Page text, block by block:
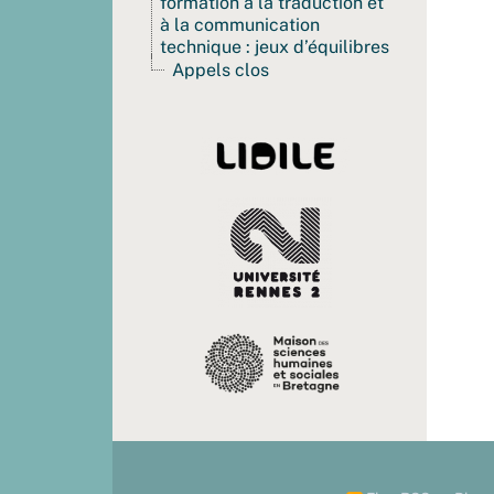
à la communication
technique : jeux d’équilibres
Appels clos